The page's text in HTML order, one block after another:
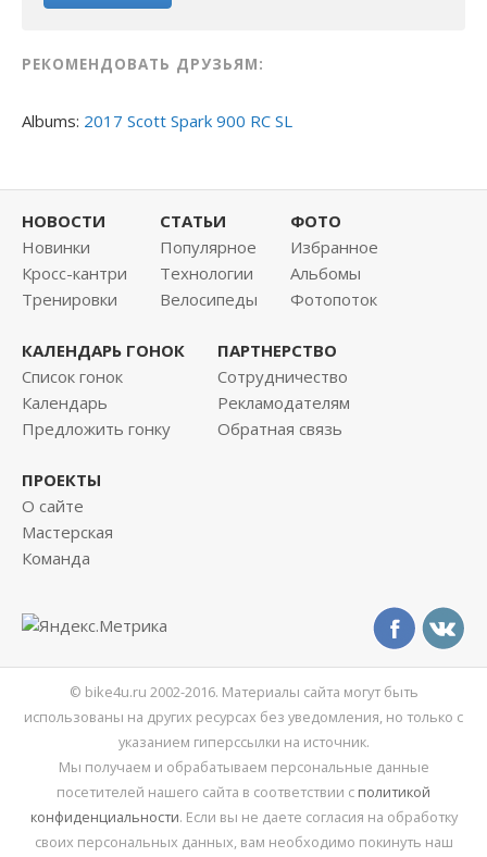
РЕКОМЕНДОВАТЬ ДРУЗЬЯМ:
Albums: 2017 Scott Spark 900 RC SL
НОВОСТИ
Новинки
Кросс-кантри
Тренировки
СТАТЬИ
Популярное
Технологии
Велосипеды
ФОТО
Избранное
Альбомы
Фотопоток
КАЛЕНДАРЬ ГОНОК
Список гонок
Календарь
Предложить гонку
ПАРТНЕРСТВО
Сотрудничество
Рекламодателям
Обратная связь
ПРОЕКТЫ
О сайте
Мастерская
Команда
© bike4u.ru 2002-2016. Материалы сайта могут быть
использованы на других ресурсах без уведомления, но только с
указанием гиперссылки на источник.
Мы получаем и обрабатываем персональные данные
посетителей нашего сайта в соответствии с политикой
конфиденциальности. Если вы не даете согласия на обработку
своих персональных данных, вам необходимо покинуть наш